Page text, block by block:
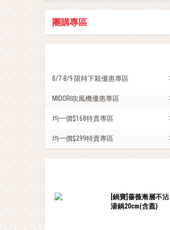
團購專區
8/7-8/9 限時下殺優惠專區
MIDORI吹風機優惠專區
均一價$168特賣專區
均一價$299特賣專區
[鍋寶]薔薇漸層不沾
湯鍋20cm(含蓋)